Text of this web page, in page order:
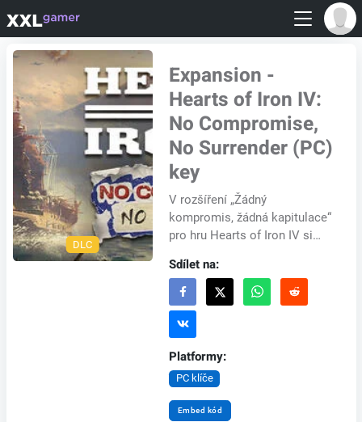
DLC
Expansion -
Hearts of Iron IV:
No Compromise,
No Surrender (PC)
key
V rozšíření „Žádný
kompromis, žádná kapitulace“
pro hru Hearts of Iron IV si
trajektorie pro Japonsko, Čínu
a Filipíny. Zvyšt...
Sdílet na:
Platformy:
PC klíče
Embed kód